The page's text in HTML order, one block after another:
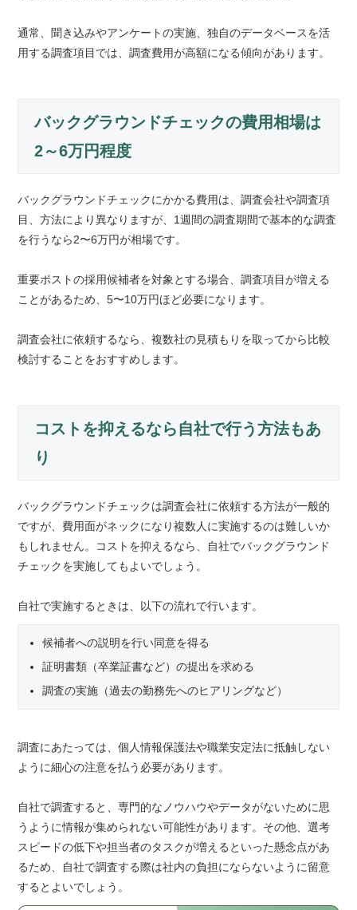
通常、聞き込みやアンケートの実施、独自のデータベースを活
用する調査項目では、調査費用が高額になる傾向があります。
バックグラウンドチェックの費用相場は
2～6万円程度
バックグラウンドチェックにかかる費用は、調査会社や調査項
目、方法により異なりますが、1週間の調査期間で基本的な調査
を行うなら2〜6万円が相場です。
重要ポストの採用候補者を対象とする場合、調査項目が増える
ことがあるため、5〜10万円ほど必要になります。
調査会社に依頼するなら、複数社の見積もりを取ってから比較
検討することをおすすめします。
コストを抑えるなら自社で行う方法もあ
り
バックグラウンドチェックは調査会社に依頼する方法が一般的
ですが、費用面がネックになり複数人に実施するのは難しいか
もしれません。コストを抑えるなら、自社でバックグラウンド
チェックを実施してもよいでしょう。
自社で実施するときは、以下の流れで行います。
候補者への説明を行い同意を得る
証明書類（卒業証書など）の提出を求める
調査の実施（過去の勤務先へのヒアリングなど）
調査にあたっては、個人情報保護法や職業安定法に抵触しない
ように細心の注意を払う必要があります。
自社で調査すると、専門的なノウハウやデータがないために思
うように情報が集められない可能性があります。その他、選考
スピードの低下や担当者のタスクが増えるといった懸念点があ
るため、自社で調査する際は社内の負担にならないように留意
するとよいでしょう。